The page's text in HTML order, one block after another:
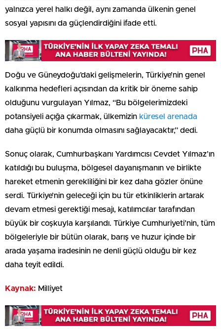
yalnızca yerel halkı değil, aynı zamanda ülkenin genel
sosyal yapısını da güçlendirdiğini ifade etti.
Doğu ve Güneydoğu’daki gelişmelerin, Türkiye’nin genel
kalkınma hedefleri açısından da kritik bir öneme sahip
olduğunu vurgulayan Yılmaz, “Bu bölgelerimizdeki
potansiyeli açığa çıkarmak, ülkemizin küresel arenada
daha güçlü bir konumda olmasını sağlayacaktır,” dedi.
Sonuç olarak, Cumhurbaşkanı Yardımcısı Cevdet Yılmaz’ın
katıldığı bu buluşma, bölgesel dayanışmanın ve birlikte
hareket etmenin gerekliliğini bir kez daha gözler önüne
serdi. Türkiye’nin geleceği için bu tür etkinliklerin artarak
devam etmesi gerektiği mesajı, katılımcılar tarafından
büyük bir coşkuyla karşılandı. Türkiye Cumhuriyeti’nin, tüm
bölgeleriyle bir bütün olarak, barış ve huzur içinde bir
arada yaşama iradesinin ne denli güçlü olduğu bir kez
daha teyit edildi.
Kaynak: Milliyet